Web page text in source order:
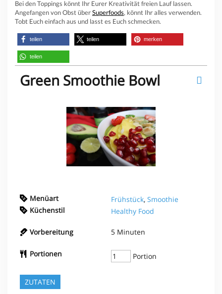
Bei den Toppings könnt Ihr Eurer Kreativität freien Lauf lassen.
Angefangen von Obst überSuperfoods, könnt Ihr alles verwenden.
Tobt Euch einfach aus und lasst es Euch schmecken.
teilen teilen merken
teilen
Green Smoothie Bowl
Menüart Frühstück, Smoothie
Küchenstil
Healthy Food
Vorbereitung 5 Minuten
Portionen Portion
ZUTATEN